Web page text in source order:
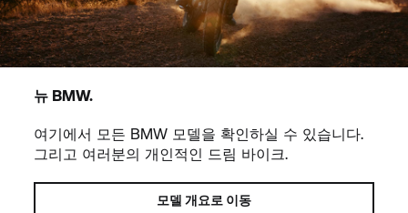
뉴 BMW.
여기에서 모든 BMW 모델을 확인하실 수 있습니다.
그리고 여러분의 개인적인 드림 바이크.
모델 개요로 이동